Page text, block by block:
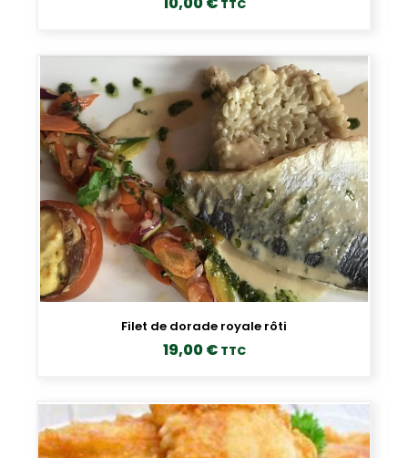
TTC
Filet de dorade royale rôti
19,00€ TTC